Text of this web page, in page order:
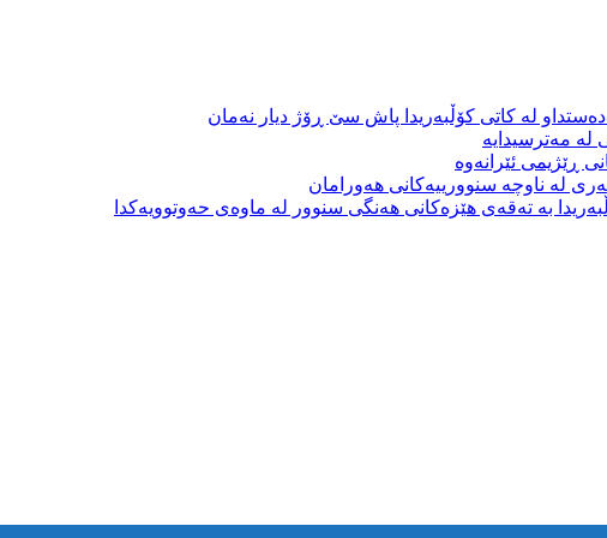
لە کاتی کۆڵبەریدا پاش سێ ڕۆژ دیار نەمان
لە مەترسیدایە
ڕێژیمی ئێرانەوە
لە ناوچە سنوورییەکانی هەورامان
بە تەقەی هێزەکانی هەنگی سنوور لە ماوەی حەوتوویەکدا